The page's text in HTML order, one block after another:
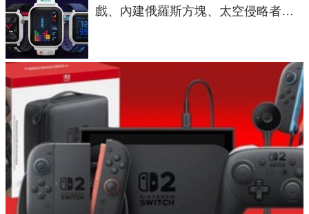
戲、內建俄羅斯方塊、太空侵略者，